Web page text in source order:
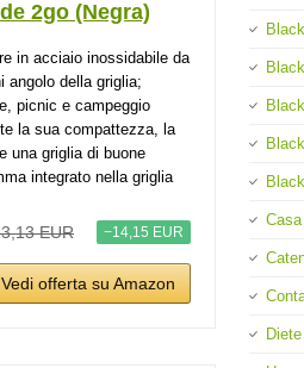
2go (Negra)
in acciaio inossidabile da
angolo della griglia;
picnic e campeggio
la sua compattezza, la
una griglia di buone
integrato nella griglia
EUR −14,15 EUR
Vedi offerta su Amazon
Casa
Diete